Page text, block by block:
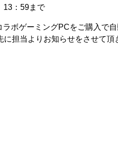
13：59まで
ボゲーミングPCをご購入で自
担当よりお知らせをさせて頂